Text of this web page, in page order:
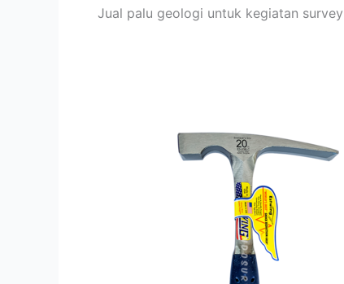
Jual palu geologi untuk kegiatan